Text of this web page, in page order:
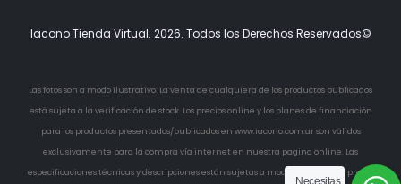
Iacono Tienda Virtual. 2026. Todos los Derechos Reservados©
Las fotos son a modo ilustrativo. La venta de cualquiera de los productos publicados
está sujeta a la verificación de stock. Los precios online y los planes de financiación
para los productos presentados/publicados en www.iacono.com.ar son válidos
exclusivamente para la compra vía internet en nuestra pagina online. Las
especificaciones técnicas y descripciones están sujetas a modificaciones sin previo
Necesitas